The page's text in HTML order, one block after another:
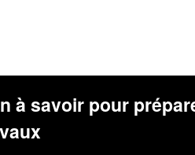
à savoir pour